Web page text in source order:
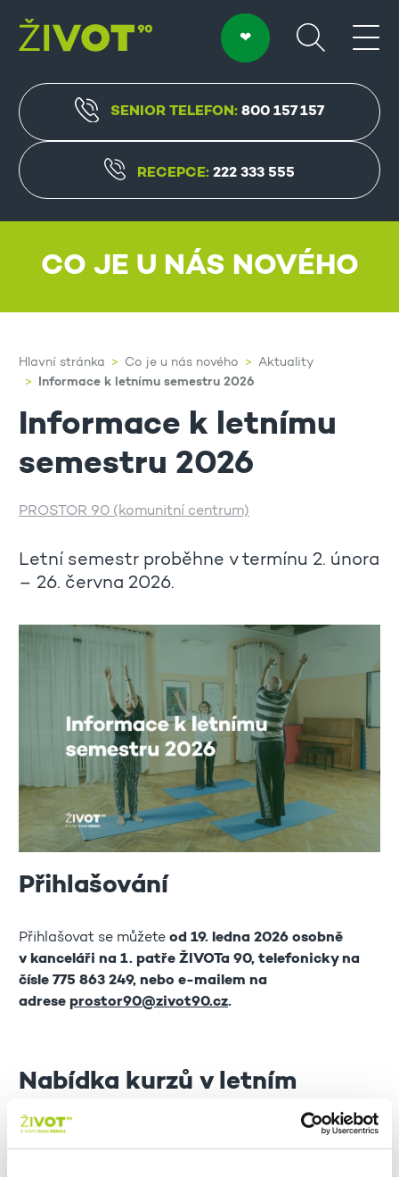
SENIOR TELEFON:800 157 157
RECEPCE:222 333 555
CO JE U NÁS NOVÉHO
Hlavní stránka Co je u nás nového Aktuality
Informace k letnímu semestru 2026
Informace k letnímu
semestru 2026
PROSTOR 90 (komunitní centrum)
Letní semestr proběhne v termínu 2. února
– 26. června 2026.
Přihlašování
Přihlašovat se můžete od 19. ledna 2026 osobně
v kanceláři na 1. patře ŽIVOTa 90, telefonicky na
čísle 775 863 249, nebo e-mailem na
adrese prostor90@zivot90.cz.
Nabídka kurzů v letním
semestru 2026